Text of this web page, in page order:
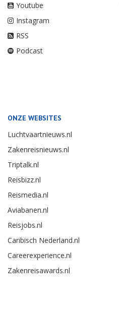
Youtube
Instagram
RSS
Podcast
ONZE WEBSITES
Luchtvaartnieuws.nl
Zakenreisnieuws.nl
Triptalk.nl
Reisbizz.nl
Reismedia.nl
Aviabanen.nl
Reisjobs.nl
Caribisch Nederland.nl
Careerexperience.nl
Zakenreisawards.nl